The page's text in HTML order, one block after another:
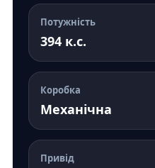
Потужність
394 к.с.
Коробка
Механічна
Привід